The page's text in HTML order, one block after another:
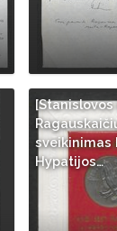
[Stanislovos
sveikinimas
Hypatijos…